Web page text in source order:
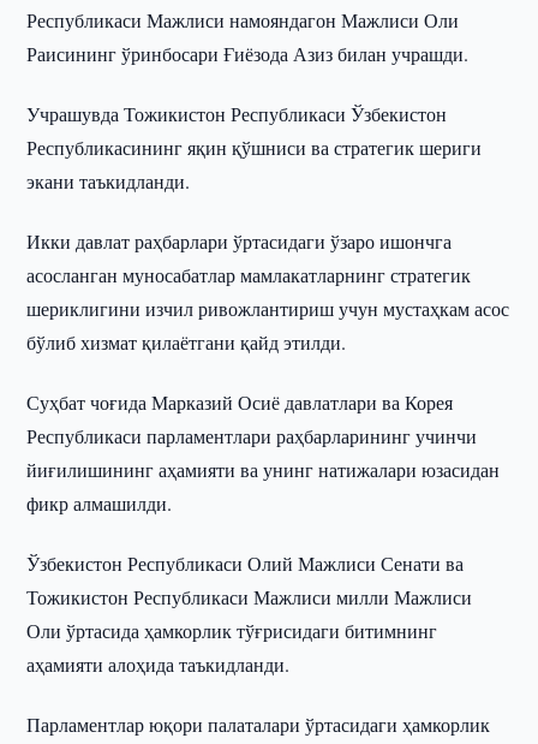
Республикаси Мажлиси намояндагон Мажлиси Оли
Раисининг ўринбосари Ғиёзода Азиз билан учрашди.
Учрашувда Тожикистон Республикаси Ўзбекистон
Республикасининг яқин қўшниси ва стратегик шериги
экани таъкидланди.
Икки давлат раҳбарлари ўртасидаги ўзаро ишончга
асосланган муносабатлар мамлакатларнинг стратегик
шериклигини изчил ривожлантириш учун мустаҳкам асос
бўлиб хизмат қилаётгани қайд этилди.
Суҳбат чоғида Марказий Осиё давлатлари ва Корея
Республикаси парламентлари раҳбарларининг учинчи
йиғилишининг аҳамияти ва унинг натижалари юзасидан
фикр алмашилди.
Ўзбекистон Республикаси Олий Мажлиси Сенати ва
Тожикистон Республикаси Мажлиси милли Мажлиси
Оли ўртасида ҳамкорлик тўғрисидаги битимнинг
аҳамияти алоҳида таъкидланди.
Парламентлар юқори палаталари ўртасидаги ҳамкорлик